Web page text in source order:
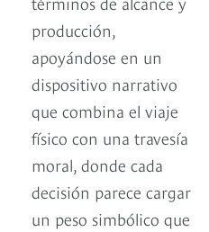
producción,
apoyándose en un
dispositivo narrativo
que combina el viaje
físico con una travesía
moral, donde cada
decisión parece cargar
un peso simbólico que